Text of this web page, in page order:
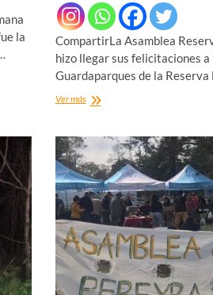
la
CompartirLa Asamblea
hizo llegar sus felicitaciones
Guardaparques de la Reserva
Ver másLA
ROTARY
DISTINGUIO